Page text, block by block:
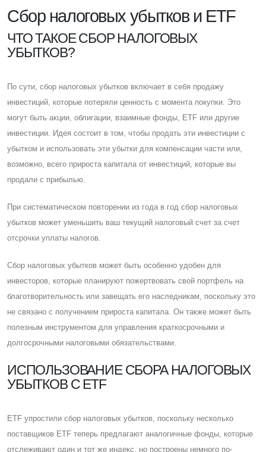
Cбор налоговых убытков и ETF
ЧТО ТАКОЕ СБОР НАЛОГОВЫХ
УБЫТКОВ?
По сути, сбор налоговых убытков включает в себя продажу
инвестиций, которые потеряли ценность с момента покупки. Это
могут быть акции, облигации, взаимные фонды, ETF или другие
инвестиции. Идея состоит в том, чтобы продать эти инвестиции с
убытком и использовать эти убытки для компенсации части или,
возможно, всего прироста капитала от инвестиций, которые вы
продали с прибылью.
При систематическом повторении из года в год сбор налоговых
убытков может уменьшить ваш текущий налоговый счет за счет
отсрочки уплаты налогов.
Cбор налоговых убытков может быть особенно удобен для
инвесторов, которые планируют пожертвовать свой портфель на
благотворительность или завещать его наследникам, поскольку это
не связано с получением прироста капитала. Он также может быть
полезным инструментом для управления краткосрочными и
долгосрочными налоговыми обязательствами.
ИСПОЛЬЗОВАНИЕ СБОРА НАЛОГОВЫХ
УБЫТКОВ С ETF
ETF упростили сбор налоговых убытков, поскольку несколько
поставщиков ETF теперь предлагают аналогичные фонды, которые
отслеживают один и тот же индекс, но построены немного по-